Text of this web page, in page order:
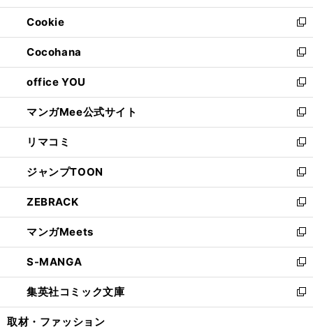
開
く
ウ
で
開
く
ン
ド
ウ
で
開
く
ウ
ィ
ン
ド
ウ
で
開
く
Cookie
新
し
い
ウ
ィ
ン
ド
ウ
で
開
く
Cocohana
新
し
い
ウ
ィ
ン
ド
ウ
で
開
く
office YOU
新
し
い
ウ
ィ
ン
ド
ウ
で
開
く
マンガMee公式サイト
新
し
い
ウ
ィ
ン
ド
ウ
で
開
く
リマコミ
新
し
い
ウ
ィ
ン
ド
ウ
で
開
く
ジャンプTOON
新
し
い
ウ
ィ
ン
ド
ウ
で
開
ZEBRACK
新
し
い
ウ
ィ
ン
ド
ウ
マンガMeets
新
し
い
ウ
ィ
ン
S-MANGA
新
し
い
ウ
集英社コミック文庫
新
し
取材・ファッション